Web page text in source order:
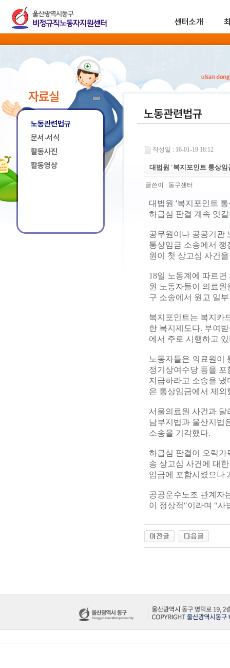
센터소개
자료실
노동관련법규
문서·서식
활동사진
활동영상
노동관련법규
작성일 : 16-01-19 18:12
대법원 '복지포인트 통상
글쓴이 : 동구센터
대법원 '복지포인트
하급심 판결 계속 엇
공무원이나 공공기관
통상임금 소송에서
원이 첫 상고심 사건
18일 노동계에 따르
원 노동자들이 의료
구 소송에서 원고 일
복지포인트는 복지카
한 복지제도다. 부여
에서 주로 시행하고
노동자들은 의료원이
정기상여수당 등을 포
지급하라고 소송을
은 통상임금에서 제
서울의료원 사건과
남부지법과 울산지법
소송을 기각했다.
하급심 판결이 오락
송 상고심 사건에 대
임금에 포함시켰으나
공공운수노조 관계자
이 정상적"이라며 "사